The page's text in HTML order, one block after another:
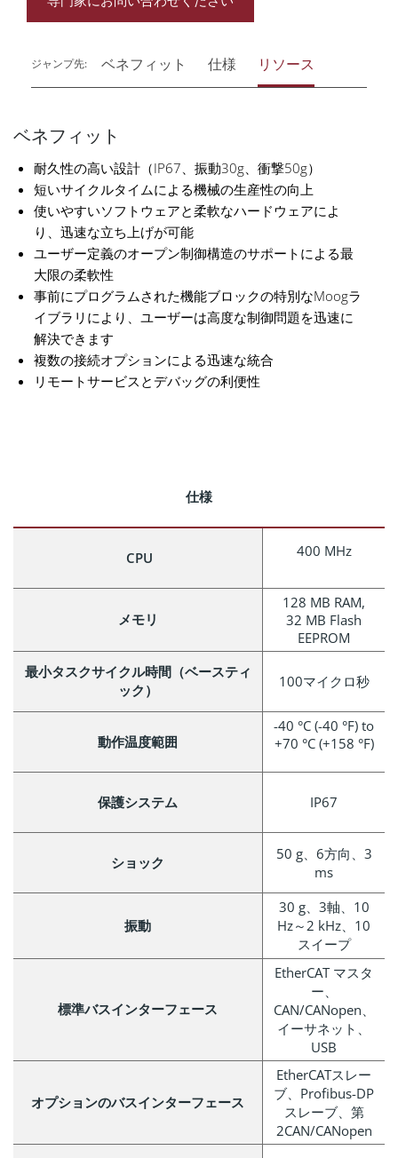
ジャンプ先: ベネフィット 仕様 リソース
ベネフィット
耐久性の高い設計（IP67、振動30g、衝撃50g）
短いサイクルタイムによる機械の生産性の向上
使いやすいソフトウェアと柔軟なハードウェアによ
り、迅速な立ち上げが可能
ユーザー定義のオープン制御構造のサポートによる最
大限の柔軟性
事前にプログラムされた機能ブロックの特別なMoogラ
イブラリにより、ユーザーは高度な制御問題を迅速に
解決できます
複数の接続オプションによる迅速な統合
リモートサービスとデバッグの利便性
仕様
CPU 400 MHz
メモリ
128 MB RAM,
32 MB Flash
EEPROM
最小タスクサイクル時間（ベースティ
ック）
100マイクロ秒
動作温度範囲
-40 °C (-40 °F) to
+70 °C (+158 °F)
保護システム IP67
ショック
50 g、6方向、3
ms
振動
30 g、3軸、10
Hz～2 kHz、10
スイープ
標準バスインターフェース
EtherCAT マスタ
ー、
CAN/CANopen、
イーサネット、
USB
オプションのバスインターフェース
EtherCATスレー
ブ、Profibus-DP
スレーブ、第
2CAN/CANopen